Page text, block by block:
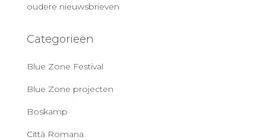
oudere nieuwsbrieven
Categorieën
Blue Zone Festival
Blue Zone projecten
Boskamp
Città Romana